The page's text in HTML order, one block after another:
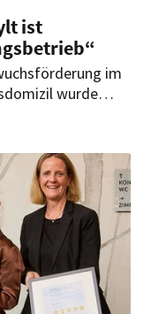
ist
im
wurde